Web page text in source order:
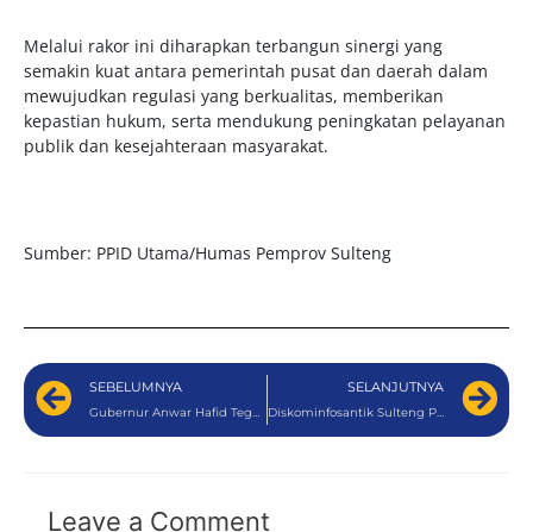
Melalui rakor ini diharapkan terbangun sinergi yang
semakin kuat antara pemerintah pusat dan daerah dalam
mewujudkan regulasi yang berkualitas, memberikan
kepastian hukum, serta mendukung peningkatan pelayanan
publik dan kesejahteraan masyarakat.
Sumber: PPID Utama/Humas Pemprov Sulteng
SEBELUMNYA
Gubernur Anwar Hafid Tegaskan Kebijakan Pembangunan Daerah Harus Mencerminkan Nilai-Nilai Pancasila
SELANJUTNYA
Diskominfosantik Sulteng Perkuat Pengelolaan SP4N-LAPOR dan PPID Melalui Pendampingan Perangkat Daerah
Leave a Comment